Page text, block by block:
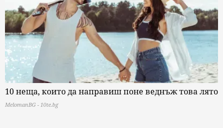
10 неща, които да направиш поне веднъж това лято
MelomanBG - 10te.bg